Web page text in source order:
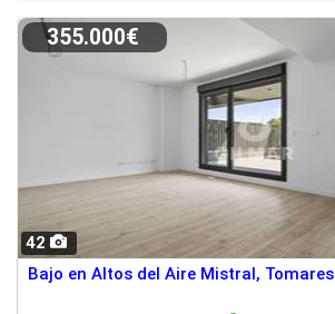
42
355.000€
Bajo en Altos del Aire Mistral, Tomares